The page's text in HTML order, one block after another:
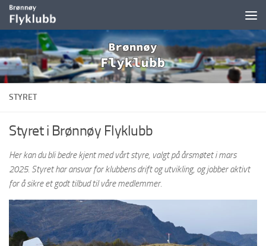
Skip to content
STYRET
Styret i Brønnøy Flyklubb
Her kan du bli bedre kjent med vårt styre, valgt på årsmøtet i mars
2025. Styret har ansvar for klubbens drift og utvikling, og jobber aktivt
for å sikre et godt tilbud til våre medlemmer.